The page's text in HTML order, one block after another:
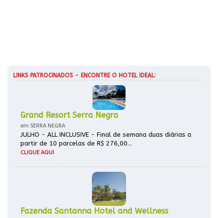
LINKS PATROCINADOS - ENCONTRE O HOTEL IDEAL:
Grand Resort Serra Negra
em SERRA NEGRA
JULHO - ALL INCLUSIVE - Final de semana duas diárias a
partir de 10 parcelas de R$ 276,00...
CLIQUE AQUI
Fazenda Santanna Hotel and Wellness